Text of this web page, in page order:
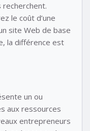
recherchent.
le coût d’une
site Web de base
la différence est
un ou
aux ressources
entrepreneurs